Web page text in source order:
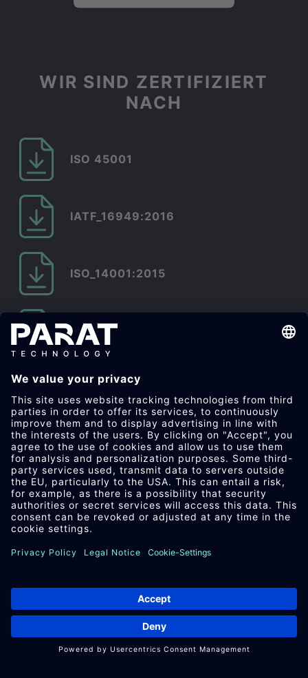
powered by
Usercentrics Consent
WIR SIND ZERTIFIZIERT
NACH
ISO 45001
IATF_16949:2016
ISO_14001:2015
ISO_50001:2018
TISAX
RETHINK PLASTICS.